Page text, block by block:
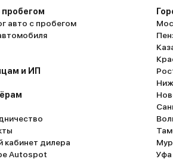
с минимальным
устает
Так вот,
делать броски
спина
по трассе не
и даже на
повороты. В
мне бы
Машину смело
понимают,
или ставить
Багажник обит
ней остаются
нельзя
то. Карты от
автомобиля
регулировки
сильно заляпывает и
главное – как
знаю, с чем
держит марку
пробегом
авто с пробегом
и ИП
кабинет дилера
Autospot
Уфа